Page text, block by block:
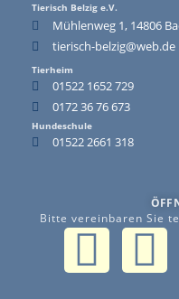
Tierisch Belzig e.V.
Mühlenweg 1, 14806
tierisch-belzig@web.de
Tierheim
01522 1652 729
0172 36 76 673
Hundeschule
01522 2661 318
Bitte vereinbaren Sie